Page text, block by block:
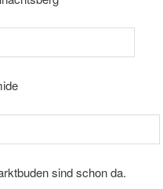
sind schon da.